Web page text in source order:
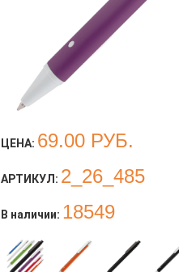
ЦЕНА: 69.00 РУБ.
АРТИКУЛ: 2_26_485
В наличии: 18549